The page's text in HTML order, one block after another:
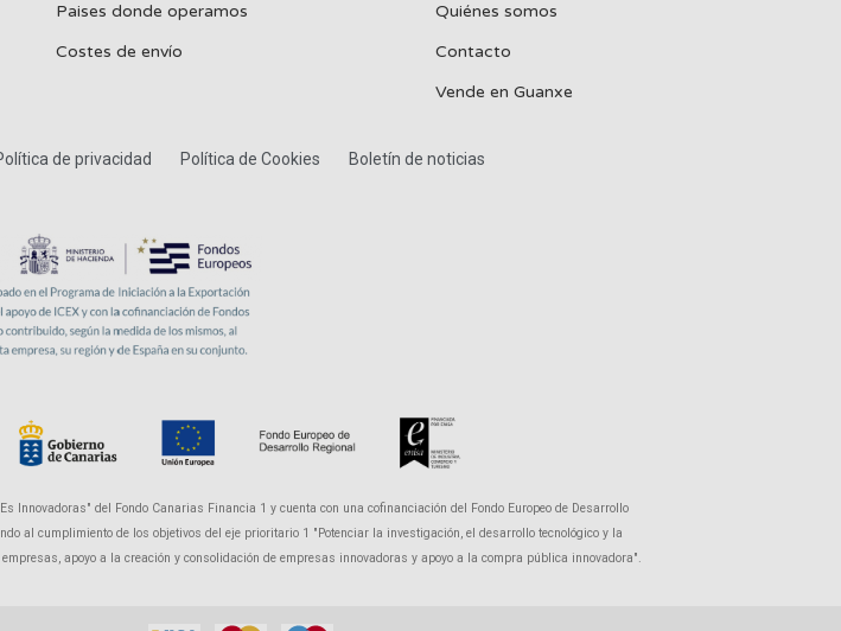
Paises donde operamos
Costes de envío
Quiénes somos
Contacto
Vende en Guanxe
de privacidad Política de Cookies Boletín de noticias
del Fondo Canarias Financia 1 y cuenta con una cofinanciación del Fondo Europeo de Desarrollo
al cumplimiento de los objetivos del eje prioritario 1 "Potenciar la investigación, el desarrollo tecnológico y la
apoyo a la creación y consolidación de empresas innovadoras y apoyo a la compra pública innovadora".